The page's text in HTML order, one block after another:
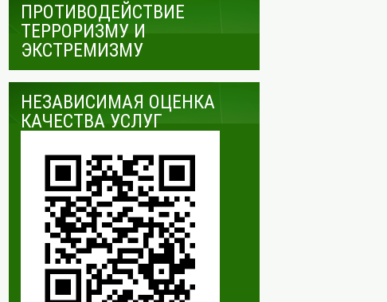
ПРОТИВОДЕЙСТВИЕ
ТЕРРОРИЗМУ И
ЭКСТРЕМИЗМУ
НЕЗАВИСИМАЯ ОЦЕНКА
КАЧЕСТВА УСЛУГ